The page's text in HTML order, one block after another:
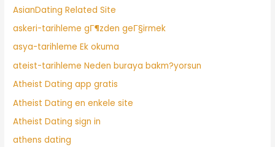
AsianDating Related Site
askeri-tarihleme gГ¶zden geГ§irmek
asya-tarihleme Ek okuma
ateist-tarihleme Neden buraya bakm?yorsun
Atheist Dating app gratis
Atheist Dating en enkele site
Atheist Dating sign in
athens dating